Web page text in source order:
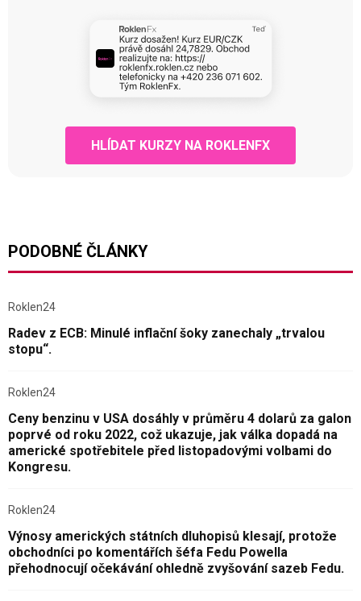
HLÍDAT KURZY NA ROKLENFX
PODOBNÉ ČLÁNKY
Roklen24
Radev z ECB: Minulé inflační šoky zanechaly „trvalou
stopu“.
Roklen24
Ceny benzinu v USA dosáhly v průměru 4 dolarů za galon
poprvé od roku 2022, což ukazuje, jak válka dopadá na
americké spotřebitele před listopadovými volbami do
Kongresu.
Roklen24
Výnosy amerických státních dluhopisů klesají, protože
obchodníci po komentářích šéfa Fedu Powella
přehodnocují očekávání ohledně zvyšování sazeb Fedu.